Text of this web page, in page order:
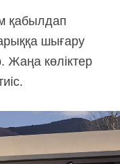
қабылдап
шығару
Жаңа көліктер